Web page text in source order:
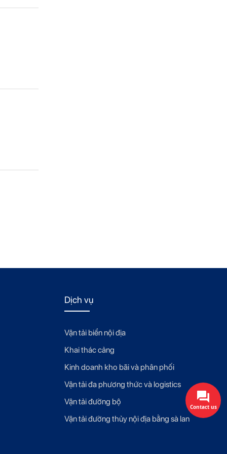
Dịch vụ
Vận tải biển nội địa
Khai thác cảng
Kinh doanh kho bãi và phân phối
Vận tải đa phương thức và logistics
Vận tải đường bộ
Vận tải đường thủy nội địa bằng sà lan
Contact us